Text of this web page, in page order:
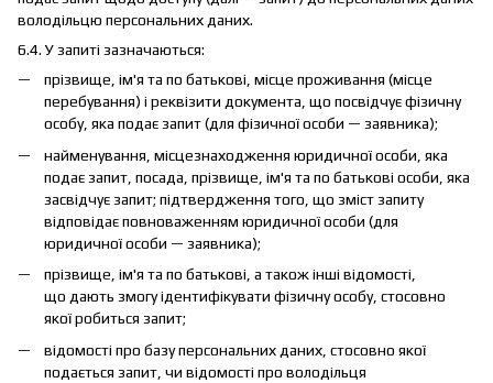
володільцю персональних даних.
6.4. У запиті зазначаються:
прізвище, ім'я та по батькові, місце проживання (місце
перебування) і реквізити документа, що посвідчує фізичну
особу, яка подає запит (для фізичної особи — заявника);
найменування, місцезнаходження юридичної особи, яка
подає запит, посада, прізвище, ім'я та по батькові особи, яка
засвідчує запит; підтвердження того, що зміст запиту
відповідає повноваженням юридичної особи (для
юридичної особи — заявника);
прізвище, ім'я та по батькові, а також інші відомості,
що дають змогу ідентифікувати фізичну особу, стосовно
якої робиться запит;
відомості про базу персональних даних, стосовно якої
подається запит, чи відомості про володільця